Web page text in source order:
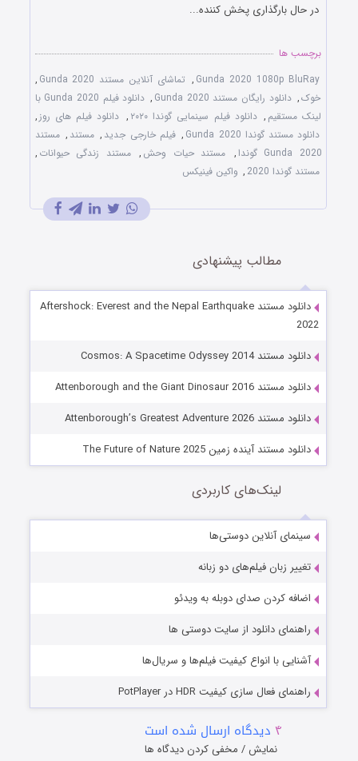
در حال بارگذاری پخش کننده...
برچسب ها
Gunda 2020 1080p BluRay
, تماشای آنلاین مستند Gunda 2020
,
خوک, دانلود رایگان مستند Gunda 2020 ,
دانلود فیلم Gunda 2020 با
لینک مستقیم , دانلود فیلم سینمایی گوندا ۲۰۲۰ , دانلود فیلم های روز ,
دانلود مستند گوندا Gunda 2020
, فیلم خارجی جدید , مستند , مستند
Gunda 2020 گوندا
, مستند حیات وحش , مستند زندگی حیوانات ,
مستند گوندا 2020
, واکین فینیکس
مطالب پیشنهادی
دانلود مستند Aftershock: Everest and the Nepal Earthquake
2022
دانلود مستند Cosmos: A Spacetime Odyssey 2014
دانلود مستند Attenborough and the Giant Dinosaur 2016
دانلود مستند Attenborough’s Greatest Adventure 2026
دانلود مستند آینده زمین The Future of Nature 2025
لینک‌های کاربردی
سینمای آنلاین دوستی‌ها
تغییر زبان فیلم‌های دو زبانه
اضافه کردن صدای دوبله به ویدئو
راهنمای دانلود از سایت دوستی ها
آشنایی با انواع کیفیت فیلم‌ها و سریال‌ها
راهنمای فعال سازی کیفیت HDR در PotPlayer
۴ دیدگاه ارسال شده است
نمایش / مخفی کردن دیدگاه ها